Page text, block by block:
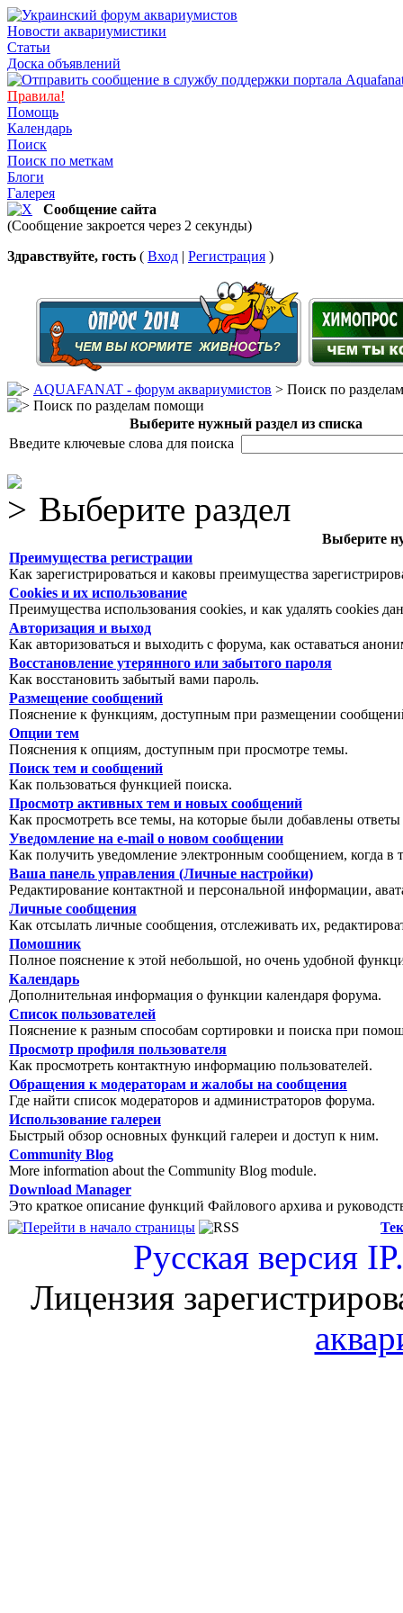
Новости аквариумистики
Статьи
Доска объявлений
Правила!
Помощь
Календарь
Поиск
Поиск по меткам
Блоги
Галерея
Сообщение сайта
(Сообщение закроется через 2 секунды)
Здравствуйте, гость ( Вход | Регистрация )
AQUAFANAT - форум аквариумистов > Поиск по
Поиск по разделам помощи
Выберите нужный раздел из списка
Введите ключевые слова для поиска
Выберите раздел
Выберите
Преимущества регистрации
Как зарегистрироваться и каковы преимущества
Cookies и их использование
Преимущества использования cookies, и как удалять cookies
Авторизация и выход
Как авторизоваться и выходить с форума, как оставаться
Восстановление утерянного или забытого пароля
Как восстановить забытый вами пароль.
Размещение сообщений
Пояснение к функциям, доступным при размещении
Опции тем
Пояснения к опциям, доступным при просмотре темы.
Поиск тем и сообщений
Как пользоваться функцией поиска.
Просмотр активных тем и новых сообщений
Как просмотреть все темы, на которые были добавлены
Уведомление на е-mail о новом сообщении
Как получить уведомление электронным сообщением, когда в
Ваша панель управления (Личные настройки)
Редактирование контактной и персональной информации,
Личные сообщения
Как отсылать личные сообщения, отслеживать их,
Помошник
Полное пояснение к этой небольшой, но очень удобной
Календарь
Дополнительная информация о функции календаря форума.
Список пользователей
Пояснение к разным способам сортировки и поиска при
Просмотр профиля пользователя
Как просмотреть контактную информацию пользователей.
Обращения к модераторам и жалобы на сообщения
Где найти список модераторов и администраторов форума.
Использование галереи
Быстрый обзор основных функций галереи и доступ к ним.
Community Blog
More information about the Community Blog module.
Download Manager
Это краткое описание функций Файлового архива и
Русская версия
Лицензия